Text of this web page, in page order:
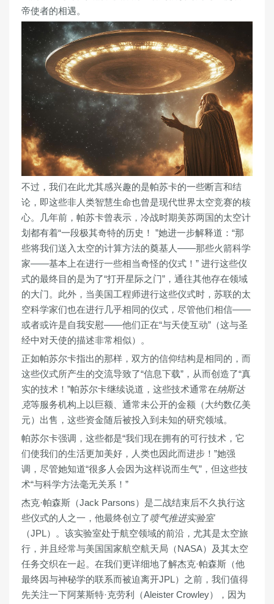
帝使者的相遇。
不过，我们在此尤其感兴趣的是帕苏卡的一些断言和结
论，即这些非人类智慧生命也曾是现代世界太空竞赛的核
心。几年前，帕苏卡曾表示，冷战时期美苏两国的太空计
划都有着“一段极其奇特的历史！ ”她进一步解释道：“那
些将我们送入太空的计算方法的奠基人——那些火箭科学
家——基本上在进行一些相当奇怪的仪式！” 进行这些仪
式的最终目的是为了“打开星际之门”，通往其他存在领域
的大门。此外，当美国工程师进行这些仪式时，苏联的太
空科学家们也在进行几乎相同的仪式，尽管他们相信——
或者或许是自我安慰——他们正在“与天使互动”（这与圣
经中对天使的描述非常相似）。
正如帕苏尔卡指出的那样，双方的信仰结构是相同的，而
这些仪式所产生的交流导致了“信息下载”，从而创造了“真
实的技术！”帕苏尔卡继续说道，这些技术通常在纳斯达
克等服务机构上以巨额、通常未公开的金额（大约数亿美
元）出售，这些资金随后被投入到未知的研究领域。
帕苏尔卡强调，这些都是“我们现在拥有的可行技术，它
们使我们的生活更加美好，人类也因此而进步！”她强
调，尽管她知道“很多人会因为这样说而生气”，但这些技
术“与科学方法毫无关系！”
杰克·帕森斯（Jack Parsons）是二战结束后不久执行这
些仪式的人之一，他最终创立了喷气推进实验室
（JPL）。该实验室处于航空领域的前沿，尤其是太空旅
行，并且经常与美国国家航空航天局（NASA）及其太空
任务交织在一起。在我们更详细地了解杰克·帕森斯（他
最终因与神秘学的联系而被迫离开JPL）之前，我们值得
先关注一下阿莱斯特·克劳利（Aleister Crowley），因为